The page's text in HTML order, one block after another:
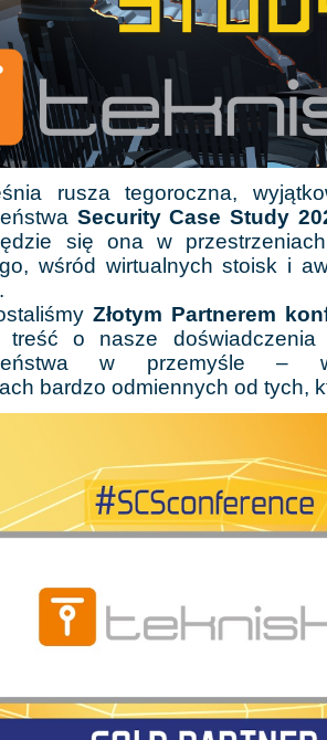
rusza tegoroczna,
Security Case Study
się ona w
wśród wirtualnych stoisk i
Złotym Partnerem
treść o nasze
w przemyśle –
bardzo odmiennych od tych,